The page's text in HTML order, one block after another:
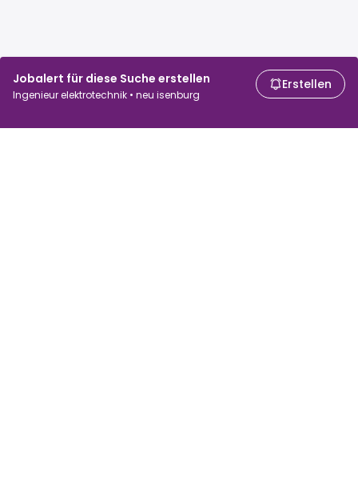
Jobalert für diese Suche erstellen
Ingenieur elektrotechnik • neu isenburg
Erstellen